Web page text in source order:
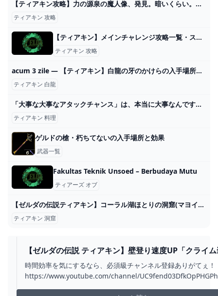
【ティアキン攻略】力の源泉の魔人像、発見。暗いくらい。【ゼルダの伝説 ティアーズ オブ ザ キングダム】 - YouTube
ティアキン 攻略
【ティアキン】メインチャレンジ攻略一覧・ストーリー攻略【ゼルダの伝説ティアーズオブザキングダム】 - SAMURAI GAMERS
ティアキン 攻略
acum 3 zile — 【ティアキン】白龍の牙のかけらの入手場所と使い道【ゼルダの伝説テ… 2024
ティアキン 白龍
「大事な大事なアタックチャンス」は、本当に大事なんです【アタック25参戦記】
ティアキン 料理
ゲルドの槍・朽ちてないの入手場所と効果
武器一覧
Fakultas Teknik Unsoed – Berbudaya Mutu
ティアーズ オブ
【ゼルダの伝説ティアキン】コーラル湖ほとりの洞窟(マヨイ） - YouTube
ティアキン 洞窟
【ゼルダの伝説 ティアキン】壁登り速度UP「クライ
入手方法、性能紹介【ティアーズ オブ ザ キングダム】
【ZELDA TEARS OF THE KINGDOM】 - YOUTUBE
時間効率を気にするなら、必須級チャンネル登録ありがて
https://www.youtube.com/channel/